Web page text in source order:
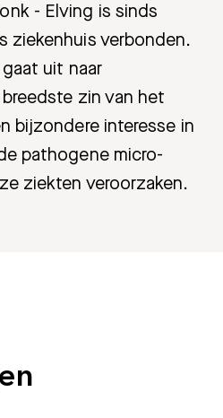
- Elving is sinds
ziekenhuis verbonden.
uit naar
zin van het
bijzondere interesse in
pathogene micro-
ziekten veroorzaken.